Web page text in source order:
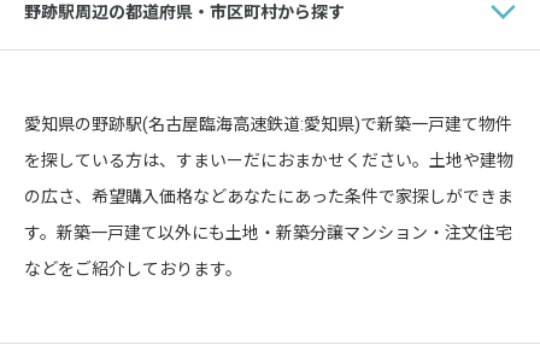
野跡駅周辺の都道府県・市区町村から探す
愛知県の野跡駅(名古屋臨海高速鉄道:愛知県)で新築一戸建て物件
を探している方は、すまいーだにおまかせください。土地や建物
の広さ、希望購入価格などあなたにあった条件で家探しができま
す。新築一戸建て以外にも土地・新築分譲マンション・注文住宅
などをご紹介しております。